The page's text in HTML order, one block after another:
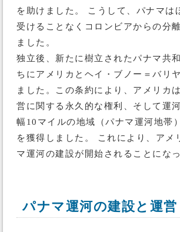
を助けました。 こうして、パナマは
受けることなくコロンビアからの分
ました。
独立後、新たに樹立されたパナマ共
ちにアメリカとヘイ・ブノー＝バリ
ました。この条約により、アメリカ
営に関する永久的な権利、そして運
幅10マイルの地域（パナマ運河地帯
を獲得しました。 これにより、アメ
マ運河の建設が開始されることにな
パナマ運河の建設と運営